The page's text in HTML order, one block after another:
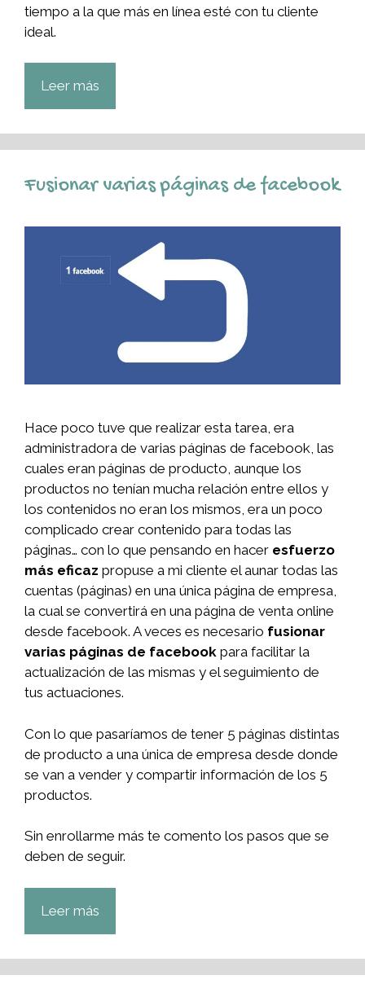
tiempo a la que más en línea esté con tu cliente
ideal.
Leer más
Fusionar varias páginas de facebook
Hace poco tuve que realizar esta tarea, era
administradora de varias páginas de facebook, las
cuales eran páginas de producto, aunque los
productos no tenían mucha relación entre ellos y
los contenidos no eran los mismos, era un poco
complicado crear contenido para todas las
páginas… con lo que pensando en hacer esfuerzo
más eficaz propuse a mi cliente el aunar todas las
cuentas (páginas) en una única página de empresa,
la cual se convertirá en una página de venta online
desde facebook. A veces es necesario fusionar
varias páginas de facebook para facilitar la
actualización de las mismas y el seguimiento de
tus actuaciones.
Con lo que pasaríamos de tener 5 páginas distintas
de producto a una única de empresa desde donde
se van a vender y compartir información de los 5
productos.
Sin enrollarme más te comento los pasos que se
deben de seguir.
Leer más